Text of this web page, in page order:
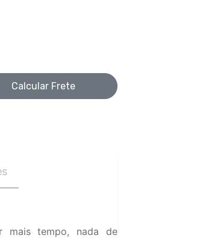
Calcular Frete
mais tempo, nada de